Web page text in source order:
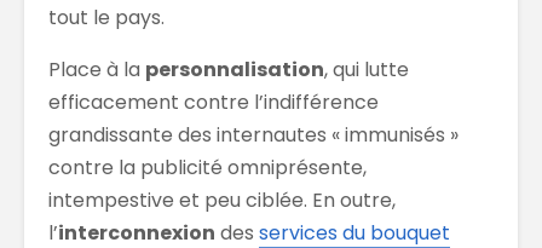
tout le pays.
Place à la personnalisation, qui lutte
efficacement contre l’indifférence
grandissante des internautes « immunisés »
contre la publicité omniprésente,
intempestive et peu ciblée. En outre,
l’interconnexion des services du bouquet